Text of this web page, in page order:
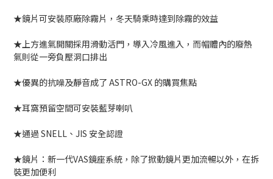
★鏡片可安裝原廠除霧片，冬天騎乘時達到除霧的效益
★上方進氣開關採用滑動活門，導入冷風進入，而帽體內的廢熱
氣則從一旁負壓洞口排出
★優異的抗噪及靜音成了 ASTRO-GX 的購買焦點
★耳窩預留空間可安裝藍芽喇叭
★通過 SNELL、JIS 安全認證
★鏡片：新一代VAS鏡座系統，除了掀動鏡片更加流暢以外，在拆
裝更加便利